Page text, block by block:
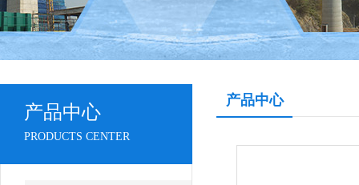
产品中心
PRODUCTS CENTER
产品中心